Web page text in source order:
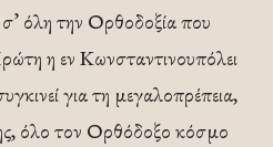
σ’ όλη την Ορθοδοξία που
η εν Κωνσταντινουπόλει
για τη μεγαλοπρέπεια,
όλο τον Ορθόδοξο κόσμο